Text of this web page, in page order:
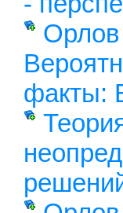
факты: